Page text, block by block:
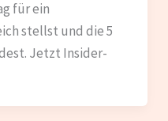
für ein
stellst und die 5
Jetzt Insider-